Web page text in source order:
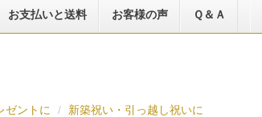
お支払いと送料 お客様の声 Ｑ＆Ａ
ゼントに
新築祝い・引っ越し祝いに